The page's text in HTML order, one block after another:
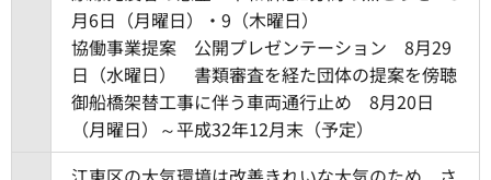
月6日（月曜日）・9（木曜日）
協働事業提案 公開プレゼンテーション 8月29
日（水曜日） 書類審査を経た団体の提案を傍聴
御船橋架替工事に伴う車両通行止め 8月20日
（月曜日）～平成32年12月末（予定）